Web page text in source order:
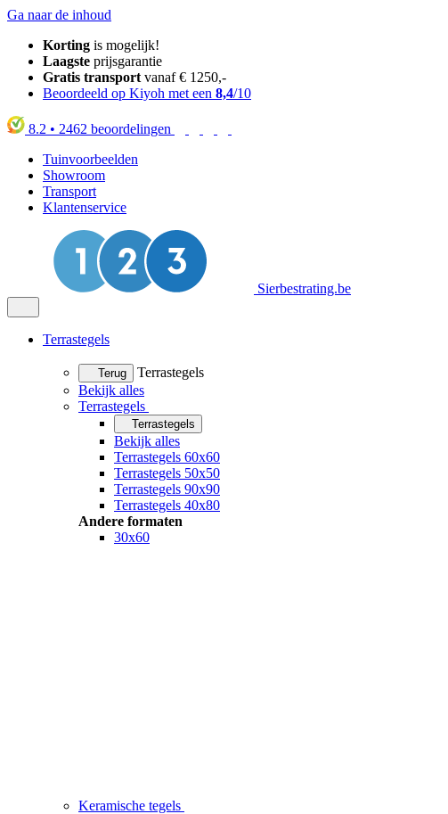
Ga naar de inhoud
Korting is mogelijk!
Laagste prijsgarantie
Gratis transport vanaf € 1250,-
Beoordeeld op Kiyoh met een 8,4/10
8.2 • 2462 beoordelingen
Tuinvoorbeelden
Showroom
Transport
Klantenservice
Sierbestrating.be
Terrastegels
Terug
Terrastegels
Bekijk alles
Terrastegels
Terrastegels
Bekijk alles
Terrastegels 60x60
Terrastegels 50x50
Terrastegels 90x90
Terrastegels 40x80
Andere formaten
30x60
Keramische tegels